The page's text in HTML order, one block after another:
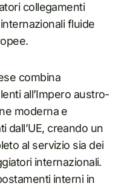
collegamenti
fluide
combina
all’Impero austro-
moderna e
dall’UE, creando un
al servizio sia dei
internazionali.
interni in